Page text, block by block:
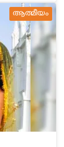
ആത്മീയം